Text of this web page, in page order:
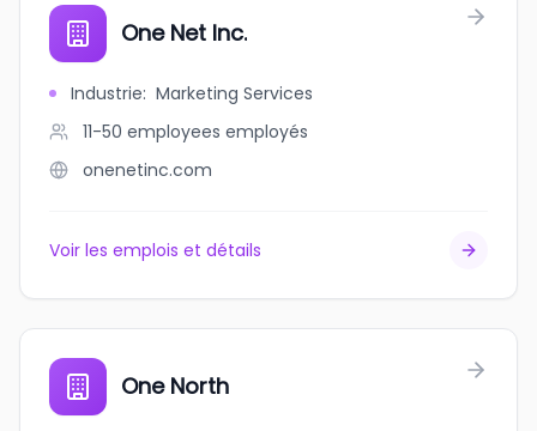
One Net Inc.
Industrie: Marketing Services
11-50 employees employés
onenetinc.com
Voir les emplois et détails
One North